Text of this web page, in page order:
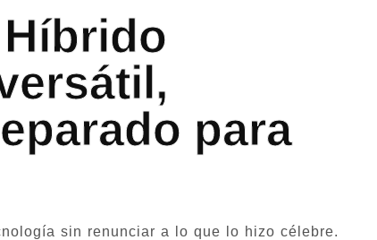
para
sin renunciar a lo que lo hizo célebre.